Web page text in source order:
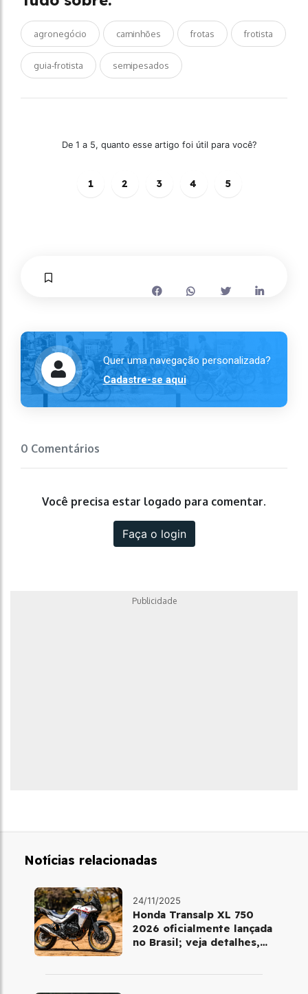
agronegócio caminhões frotas frotista
guia-frotista semipesados
De 1 a 5, quanto esse artigo foi útil para você?
1 2 3 4 5
Quer uma navegação personalizada?
Cadastre-se aqui
0 Comentários
Você precisa estar logado para comentar.
Faça o login
Publicidade
Notícias relacionadas
24/11/2025
Honda Transalp XL 750
2026 oficialmente lançada
no Brasil; veja detalhes,